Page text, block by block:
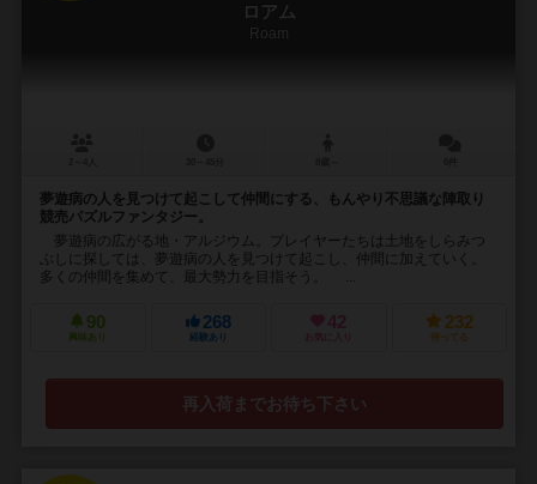
ロアム
Roam
夢遊病の人を見つけて起こして仲間にする、もんやり不思議な陣取り
競売パズルファンタジー。
夢遊病の広がる地・アルジウム。プレイヤーたちは土地をしらみつ
ぶしに探しては、夢遊病の人を見つけて起こし、仲間に加えていく。
多くの仲間を集めて、最大勢力を目指そう。 ...
90
興味あり
268
経験あり
42
お気に入り
232
持ってる
再入荷までお待ち下さい